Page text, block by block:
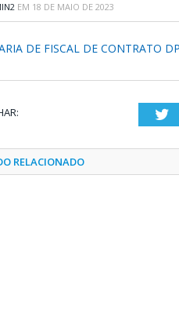
EM 18 DE MAIO DE 2023
DE FISCAL DE CONTRATO
RELACIONADO